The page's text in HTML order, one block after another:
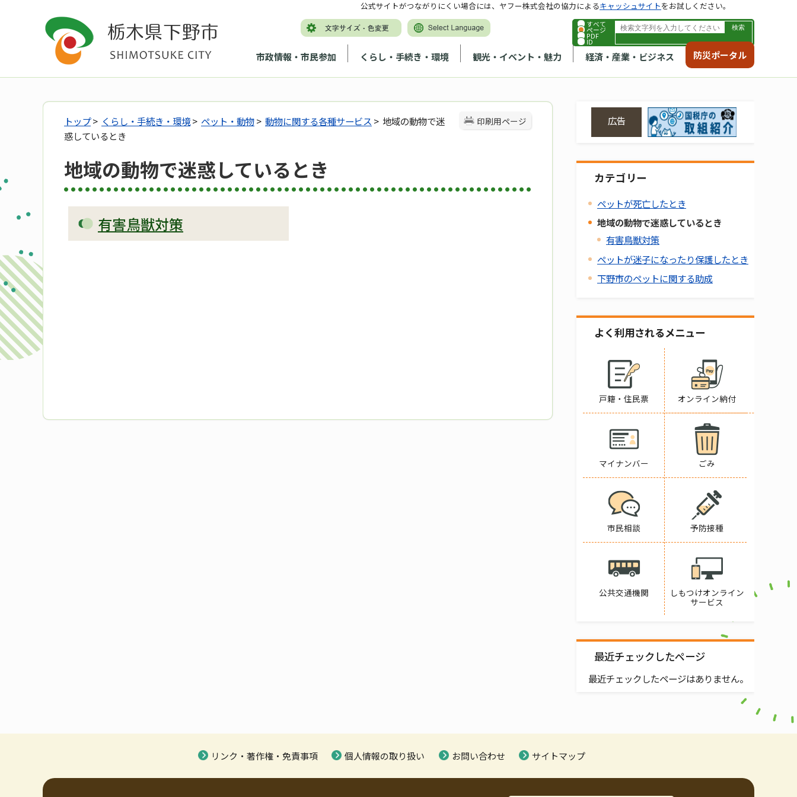
すべて
ページ
PDF
ID
市政情報・市民参加 くらし・手続き・環境 観光・イベント・魅力 経済・産業・ビジネス 防災ポータル
公式サイトがつながりにくい場合には、ヤフー株式会社の協力によるキャッシュサイトをお試しください。
印刷用ページ
トップ> くらし・手続き・環境> ペット・動物> 動物に関する各種サービス > 地域の動物で迷
惑しているとき
地域の動物で迷惑しているとき
有害鳥獣対策
広告
カテゴリー
ペットが死亡したとき
地域の動物で迷惑しているとき
有害鳥獣対策
ペットが迷子になったり保護したとき
下野市のペットに関する助成
よく利用されるメニュー
戸籍・住民票 オンライン納付
マイナンバー ごみ
市民相談 予防接種
公共交通機関
しもつけオンライン
サービス
最近チェックしたページ
最近チェックしたページはありません。
リンク・著作権・免責事項 個人情報の取り扱い お問い合わせ サイトマップ